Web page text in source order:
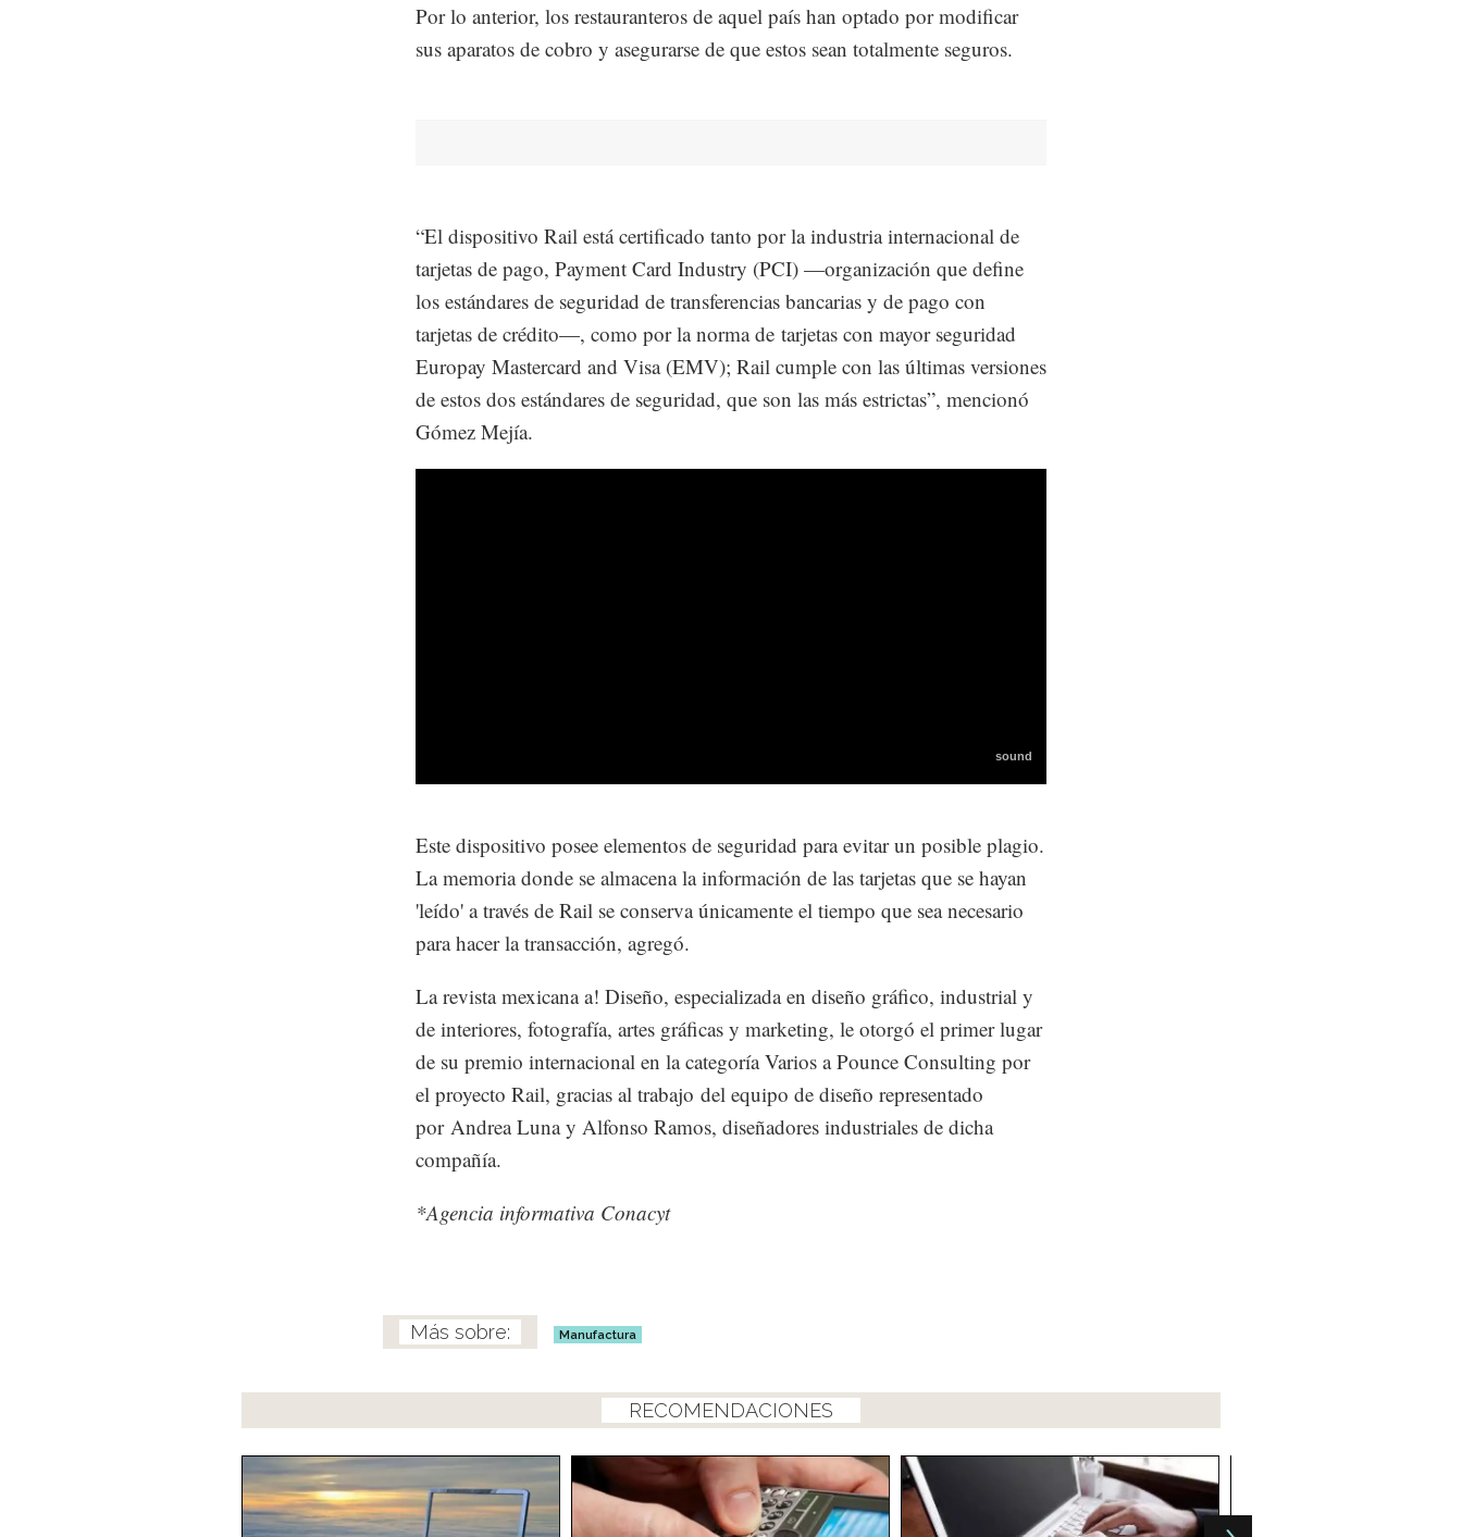
Por lo anterior, los restauranteros de aquel país han optado por modificar
sus aparatos de cobro y asegurarse de que estos sean totalmente seguros.
“El dispositivo Rail está certificado tanto por la industria internacional de
tarjetas de pago, Payment Card Industry (PCI) —organización que define
los estándares de seguridad de transferencias bancarias y de pago con
tarjetas de crédito—, como por la norma de tarjetas con mayor seguridad
Europay Mastercard and Visa (EMV); Rail cumple con las últimas versiones
de estos dos estándares de seguridad, que son las más estrictas”, mencionó
Gómez Mejía.
Este dispositivo posee elementos de seguridad para evitar un posible plagio.
La memoria donde se almacena la información de las tarjetas que se hayan
'leído' a través de Rail se conserva únicamente el tiempo que sea necesario
para hacer la transacción, agregó.
La revista mexicana a! Diseño, especializada en diseño gráfico, industrial y
de interiores, fotografía, artes gráficas y marketing, le otorgó el primer lugar
de su premio internacional en la categoría Varios a Pounce Consulting por
el proyecto Rail, gracias al trabajo del equipo de diseño representado
por Andrea Luna y Alfonso Ramos, diseñadores industriales de dicha
compañía.
*Agencia informativa Conacyt
Manufactura
RECOMENDACIONES